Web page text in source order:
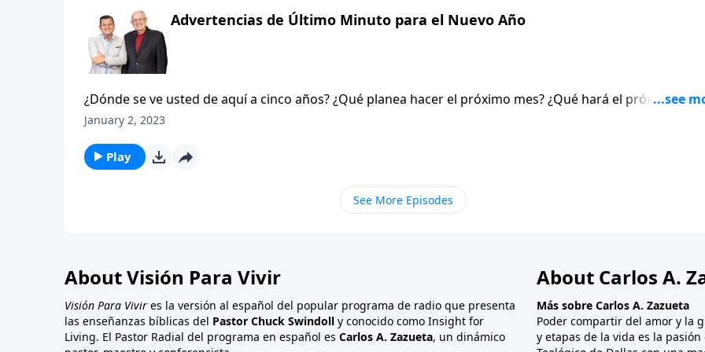
debemos vivir una vez que el Señor ha entrado en nuestras vidas. David llega a la conclusión de que:
poder disfrutar de la santa presencia de Dios, se debe tener un trato justo hacia los demás.
Advertencias de Último Minuto para el Nuevo Año
¿Dónde se ve usted de aquí a cinco años? ¿Qué planea hacer el próximo mes? ¿Qué hará el próximo
¿Qué planes tiene para mañana? Es bueno tener metas. Es bueno hacer planes. Yo creo que Dios, siendo
El problema es no incluir a Dios en nuestros planes. Estamos tan acostumbrados a tomar las riendas de
nuestras vidas que nos olvidamos que solamente Dios tiene el control soberano de nuestras vidas y de
todo lo que nos rodea. Eso es precisamente lo que la carta de Santiago nos recuerda. No solamente en
este año que está por comenzar, sino en todo lo que hagamos, es importante que involucremos a Dios
January 2, 2023
Play
See More Episodes
About Visión Para Vivir
Visión Para Vivir es la versión al español del popular programa de radio que presenta
las enseñanzas bíblicas del Pastor Chuck Swindoll y conocido como Insight for
Living. El Pastor Radial del programa en español es Carlos A. Zazueta, un dinámico
About Carlos A.
Más sobre Carlos A. Zazueta
Poder compartir del amor y la
y etapas de la vida es la